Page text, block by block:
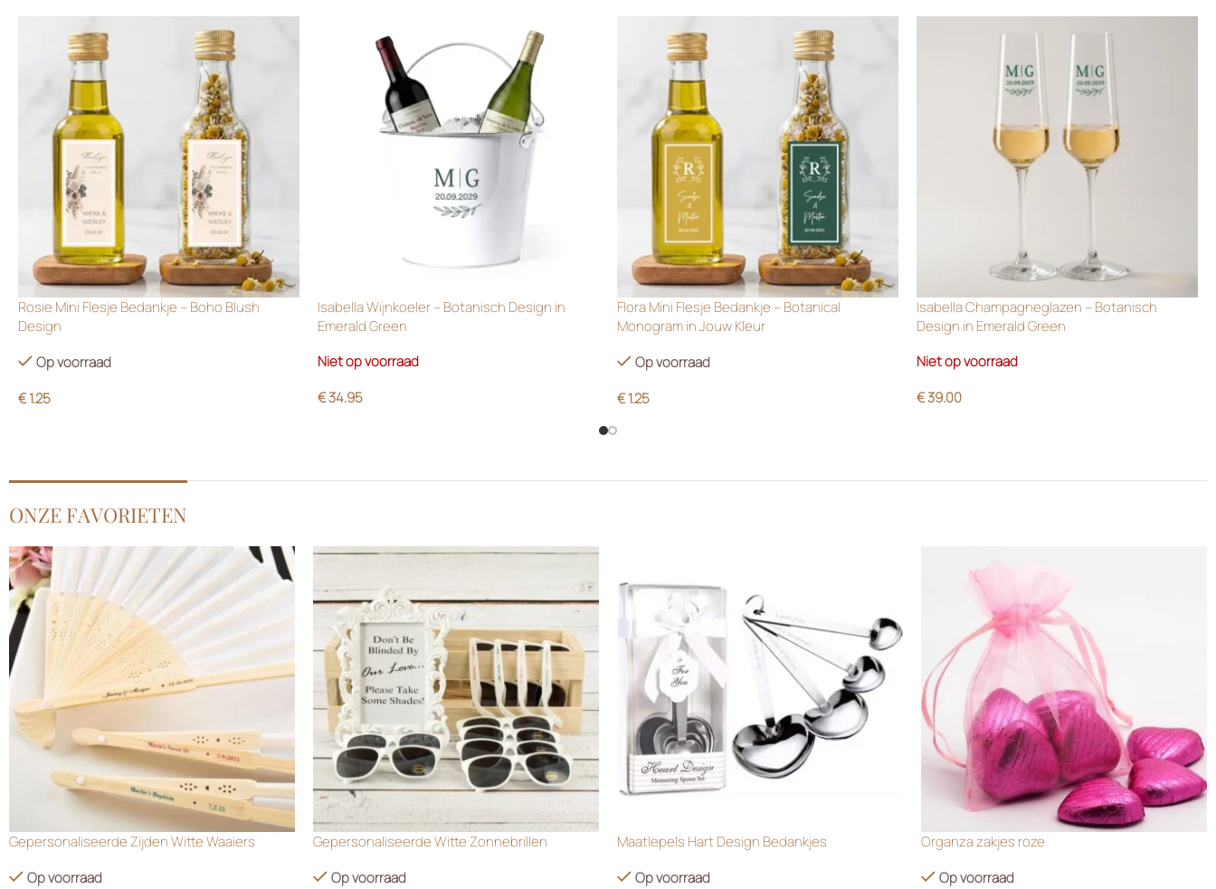
Rosie Mini Flesje Bedankje – Boho Blush
Design
Op voorraad
€1.25
Isabella Wijnkoeler – Botanisch Design in
Emerald Green
Niet op voorraad
€34.95
Flora Mini Flesje Bedankje – Botanical
Monogram in Jouw Kleur
Op voorraad
€1.25
Isabella Champagneglazen – Botanisch
Design in Emerald Green
Niet op voorraad
€39.00
ONZE FAVORIETEN
Gepersonaliseerde Zijden Witte Waaiers
Op voorraad
Gepersonaliseerde Witte Zonnebrillen
Op voorraad
Maatlepels Hart Design Bedankjes
Op voorraad
Organza zakjes roze
Op voorraad